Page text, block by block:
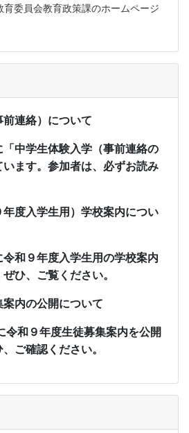
連絡）について
中学生体験入学（事前連絡の
ます。参加者は、必ずお読み
度入学生用）学校案内につい
和９年度入学生用の学校案内
ひ、ご覧ください。
内の公開について
令和９年度生徒募集案内を公開
、ご確認ください。
委員会教育政策課のホームページ